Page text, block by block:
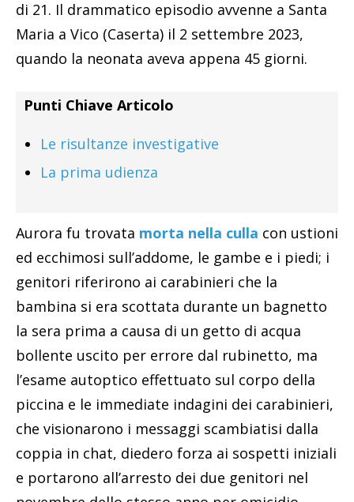
di 21. Il drammatico episodio avvenne a Santa
Maria a Vico (Caserta) il 2 settembre 2023,
quando la neonata aveva appena 45 giorni.
Punti Chiave Articolo
Le risultanze investigative
La prima udienza
Aurora fu trovata morta nella culla con ustioni
ed ecchimosi sull’addome, le gambe e i piedi; i
genitori riferirono ai carabinieri che la
bambina si era scottata durante un bagnetto
la sera prima a causa di un getto di acqua
bollente uscito per errore dal rubinetto, ma
l’esame autoptico effettuato sul corpo della
piccina e le immediate indagini dei carabinieri,
che visionarono i messaggi scambiatisi dalla
coppia in chat, diedero forza ai sospetti iniziali
e portarono all’arresto dei due genitori nel